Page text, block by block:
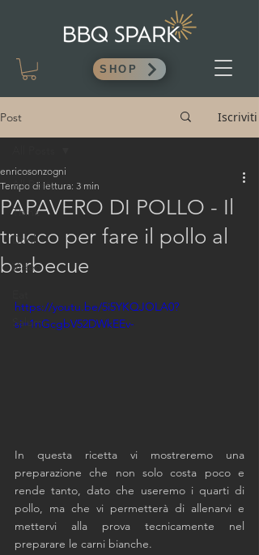
SHOP
Post Iscriviti
All Posts
Think
Drink
Video
Salumi
PAPAVERO DI POLLO - Il
trucco per fare il pollo al
barbecue
enricosonzogni
Tempo di lettura: 3 min
https://youtu.be/5i5YKQJOLA0?
si=1nGcgbV52DWkEEv-
In questa ricetta vi mostreremo una
preparazione che non solo costa poco e
rende tanto, dato che useremo i quarti di
pollo, ma che vi permetterà di allenarvi e
mettervi alla prova tecnicamente nel
preparare le carni bianche.